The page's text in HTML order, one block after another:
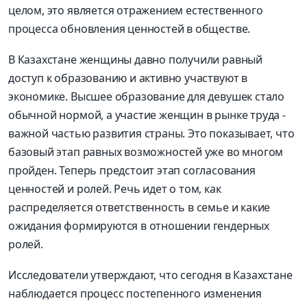
целом, это является отражением естественного
процесса обновления ценностей в обществе.
В Казахстане женщины давно получили равный
доступ к образованию и активно участвуют в
экономике. Высшее образование для девушек стало
обычной нормой, а участие женщин в рынке труда -
важной частью развития страны. Это показывает, что
базовый этап равных возможностей уже во многом
пройден. Теперь предстоит этап согласования
ценностей и ролей. Речь идет о том, как
распределяется ответственность в семье и какие
ожидания формируются в отношении гендерных
ролей.
Исследователи утверждают, что сегодня в Казахстане
наблюдается процесс постепенного изменения